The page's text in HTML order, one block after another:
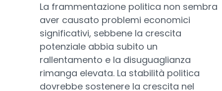
La frammentazione politica non sembra
aver causato problemi economici
significativi, sebbene la crescita
potenziale abbia subito un
rallentamento e la disuguaglianza
rimanga elevata. La stabilità politica
dovrebbe sostenere la crescita nel